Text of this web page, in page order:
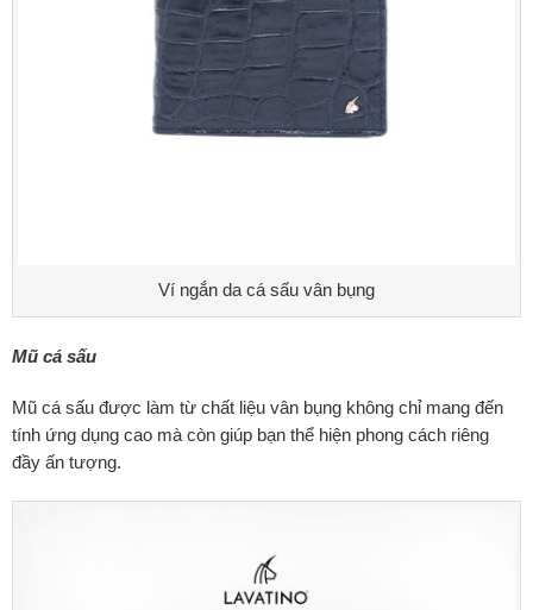
Ví ngắn da cá sấu vân bụng
Mũ cá sấu
Mũ cá sấu được làm từ chất liệu vân bụng không chỉ mang đến
tính ứng dụng cao mà còn giúp bạn thể hiện phong cách riêng
đầy ấn tượng.